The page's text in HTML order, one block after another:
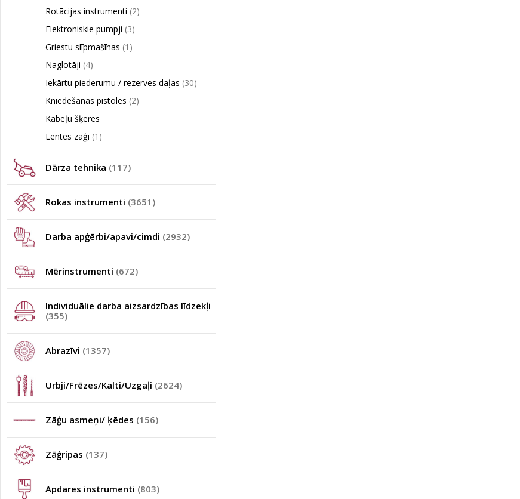
Rotācijas instrumenti (2)
Elektroniskie pumpji (3)
Griestu slīpmašīnas (1)
Naglotāji (4)
Iekārtu piederumu / rezerves daļas (30)
Kniedēšanas pistoles (2)
Kabeļu šķēres
Lentes zāģi (1)
Dārza tehnika (117)
Rokas instrumenti (3651)
Darba apģērbi/apavi/cimdi (2932)
Mērinstrumenti (672)
Individuālie darba aizsardzības līdzekļi
(355)
Abrazīvi (1357)
Urbji/Frēzes/Kalti/Uzgaļi (2624)
Zāģu asmeņi/ ķēdes (156)
Zāģripas (137)
Apdares instrumenti (803)